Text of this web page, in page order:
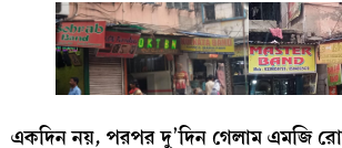
একদিন নয়, পরপর দু’দিন গেলাম এমজি